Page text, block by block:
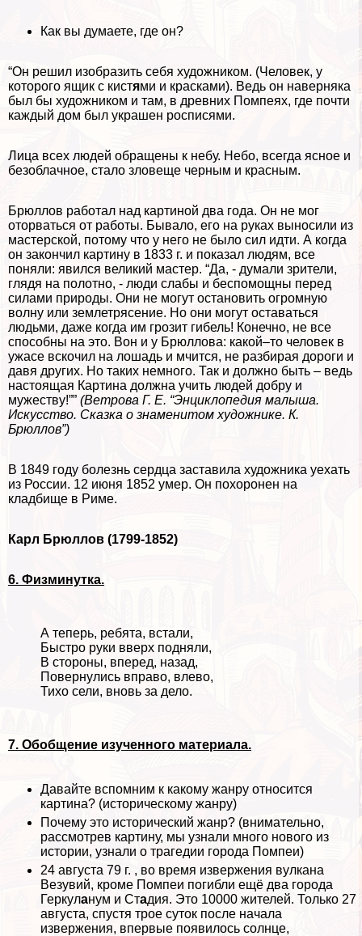
Как вы думаете, где он?
“Он решил изобразить себя художником. (Человек, у
которого ящик с кистями и красками). Ведь он наверняка
был бы художником и там, в древних Помпеях, где почти
каждый дом был украшен росписями.
Лица всех людей обращены к небу. Небо, всегда ясное и
безоблачное, стало зловеще черным и красным.
Брюллов работал над картиной два года. Он не мог
оторваться от работы. Бывало, его на руках выносили из
мастерской, потому что у него не было сил идти. А когда
он закончил картину в 1833 г. и показал людям, все
поняли: явился великий мастер. “Да, - думали зрители,
глядя на полотно, - люди слабы и беспомощны перед
силами природы. Они не могут остановить огромную
волну или землетрясение. Но они могут оставаться
людьми, даже когда им грозит гибель! Конечно, не все
способны на это. Вон и у Брюллова: какой–то человек в
ужасе вскочил на лошадь и мчится, не разбирая дороги и
давя других. Но таких немного. Так и должно быть – ведь
настоящая Картина должна учить людей добру и
мужеству!”” (Ветрова Г. Е. “Энциклопедия малыша.
Искусство. Сказка о знаменитом художнике. К.
Брюллов”)
В 1849 году болезнь сердца заставила художника уехать
из России. 12 июня 1852 умер. Он похоронен на
кладбище в Риме.
Карл Брюллов (1799-1852)
6. Физминутка.
А теперь, ребята, встали,
Быстро руки вверх подняли,
В стороны, вперед, назад,
Повернулись вправо, влево,
Тихо сели, вновь за дело.
7. Обобщение изученного материала.
Давайте вспомним к какому жанру относится
картина? (историческому жанру)
Почему это исторический жанр? (внимательно,
рассмотрев картину, мы узнали много нового из
истории, узнали о трагедии города Помпеи)
24 августа 79 г. , во время извержения вулкана
Везувий, кроме Помпеи погибли ещё два города
Геркуланум и Стадия. Это 10000 жителей. Только 27
августа, спустя трое суток после начала
извержения, впервые появилось солнце,